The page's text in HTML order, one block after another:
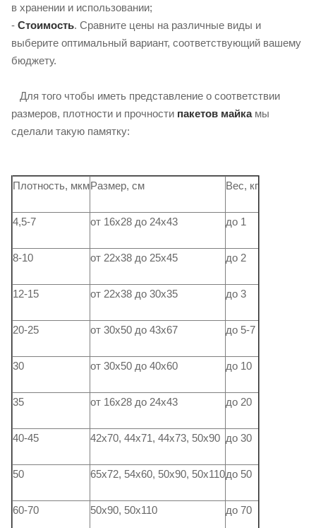
в хранении и использовании;
- Стоимость. Сравните цены на различные виды и
выберите оптимальный вариант, соответствующий вашему
бюджету.
Для того чтобы иметь представление о соответствии
размеров, плотности и прочности пакетов майкамы
сделали такую ​​памятку:
Плотность, мкмРазмер, см Вес, кг
4,5-7 от 16х28 до 24х43 до 1
8-10 от 22х38 до 25х45 до 2
12-15 от 22х38 до 30х35 до 3
20-25 от 30х50 до 43х67 до 5-7
30 от 30х50 до 40х60 до 10
35 от 16х28 до 24х43 до 20
40-45 42х70, 44х71, 44х73, 50х90 до 30
50 65х72, 54х60, 50х90, 50х110до 50
60-70 50х90, 50х110 до 70